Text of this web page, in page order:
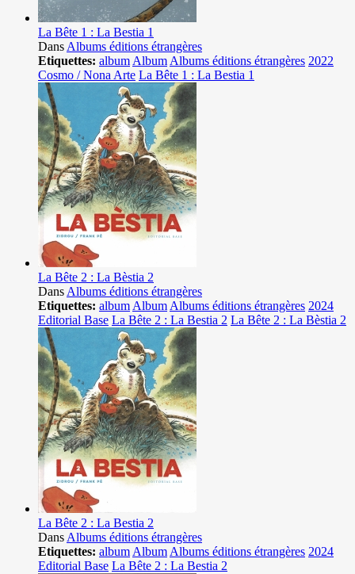
La Bête 1 : La Bestia 1
Dans Albums éditions étrangères
Etiquettes: album Album Albums éditions étrangères 2022
Cosmo / Nona Arte La Bête 1 : La Bestia 1
La Bête 2 : La Bèstia 2
Dans Albums éditions étrangères
Etiquettes: album Album Albums éditions étrangères 2024
Editorial Base La Bête 2 : La Bestia 2 La Bête 2 : La Bèstia 2
La Bête 2 : La Bestia 2
Dans Albums éditions étrangères
Etiquettes: album Album Albums éditions étrangères 2024
Editorial Base La Bête 2 : La Bestia 2